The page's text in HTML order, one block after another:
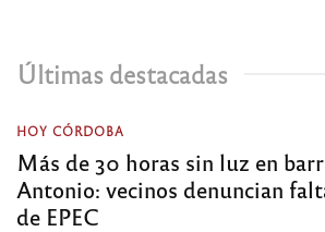
Últimas destacadas
HOY CÓRDOBA
Más de 30 horas sin luz en
Antonio: vecinos denuncian
de EPEC